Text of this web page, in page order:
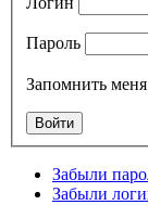
Пароль
Запомнить меня
Забыли
Забыли